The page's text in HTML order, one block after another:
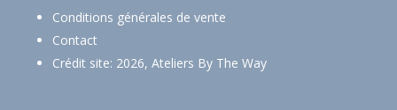
Conditions générales de vente
Contact
Crédit site: 2026, Ateliers By The Way